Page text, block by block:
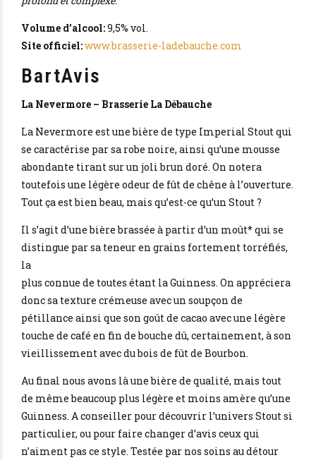
Volume d’alcool:9,5% vol.
Site officiel:www.brasserie-ladebauche.com
BartAvis
La Nevermore – Brasserie La Débauche
La Nevermore est une bière de type Imperial Stout qui
se caractérise par sa robe noire, ainsi qu’une mousse
abondante tirant sur un joli brun doré. On notera
toutefois une légère odeur de fût de chêne à l’ouverture.
Tout ça est bien beau, mais qu’est-ce qu’un Stout ?
Il s’agit d’une bière brassée à partir d’un moût* qui se
distingue par sa teneur en grains fortement torréfiés,
la
plus connue de toutes étant la Guinness. On appréciera
donc sa texture crémeuse avec un soupçon de
pétillance ainsi que son goût de cacao avec une légère
touche de café en fin de bouche dû, certainement, à son
vieillissement avec du bois de fût de Bourbon.
Au final nous avons là une bière de qualité, mais tout
de même beaucoup plus légère et moins amère qu’une
Guinness. A conseiller pour découvrir l’univers Stout si
particulier, ou pour faire changer d’avis ceux qui
n’aiment pas ce style. Testée par nos soins au détour